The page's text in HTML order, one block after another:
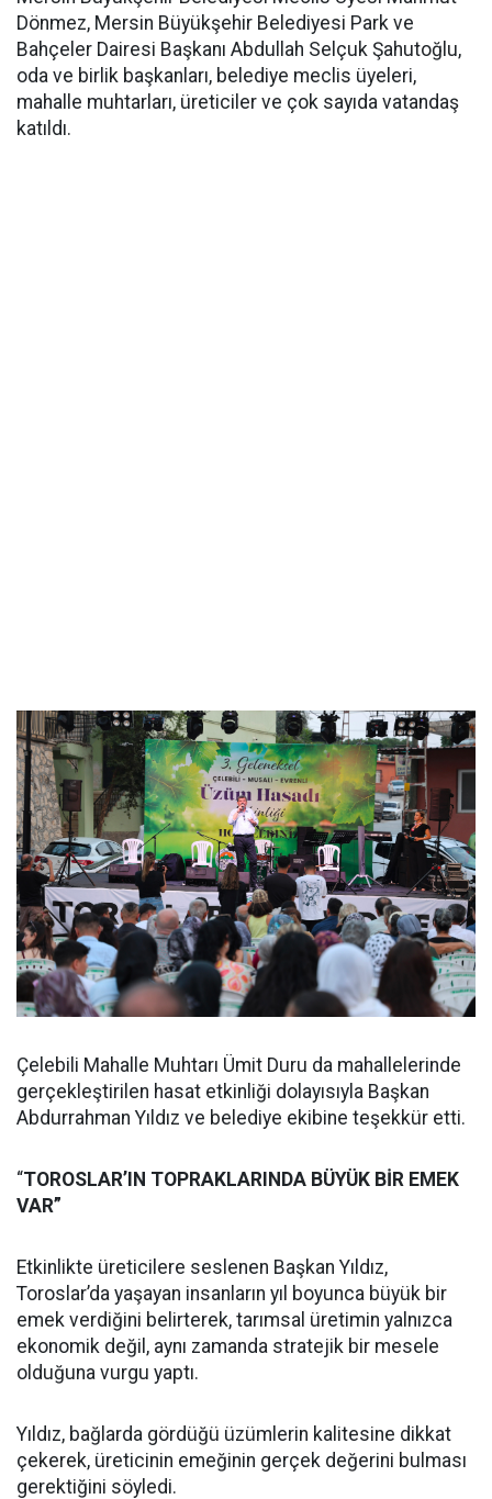
Dönmez, Mersin Büyükşehir Belediyesi Park ve
Bahçeler Dairesi Başkanı Abdullah Selçuk Şahutoğlu,
oda ve birlik başkanları, belediye meclis üyeleri,
mahalle muhtarları, üreticiler ve çok sayıda vatandaş
katıldı.
Çelebili Mahalle Muhtarı Ümit Duru da mahallelerinde
gerçekleştirilen hasat etkinliği dolayısıyla Başkan
Abdurrahman Yıldız ve belediye ekibine teşekkür etti.
“TOROSLAR’IN TOPRAKLARINDA BÜYÜK BİR EMEK
VAR”
Etkinlikte üreticilere seslenen Başkan Yıldız,
Toroslar’da yaşayan insanların yıl boyunca büyük bir
emek verdiğini belirterek, tarımsal üretimin yalnızca
ekonomik değil, aynı zamanda stratejik bir mesele
olduğuna vurgu yaptı.
Yıldız, bağlarda gördüğü üzümlerin kalitesine dikkat
çekerek, üreticinin emeğinin gerçek değerini bulması
gerektiğini söyledi.